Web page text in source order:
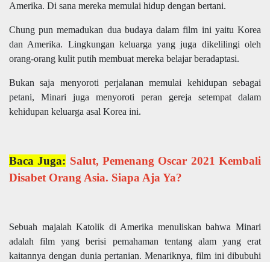
Amerika. Di sana mereka memulai hidup dengan bertani.
Chung pun memadukan dua budaya dalam film ini yaitu Korea
dan Amerika. Lingkungan keluarga yang juga dikelilingi oleh
orang-orang kulit putih membuat mereka belajar beradaptasi.
Bukan saja menyoroti perjalanan memulai kehidupan sebagai
petani, Minari juga menyoroti peran gereja setempat dalam
kehidupan keluarga asal Korea ini.
Baca Juga: Salut, Pemenang Oscar 2021 Kembali
Disabet Orang Asia. Siapa Aja Ya?
Sebuah majalah Katolik di Amerika menuliskan bahwa Minari
adalah film yang berisi pemahaman tentang alam yang erat
kaitannya dengan dunia pertanian. Menariknya, film ini dibubuhi